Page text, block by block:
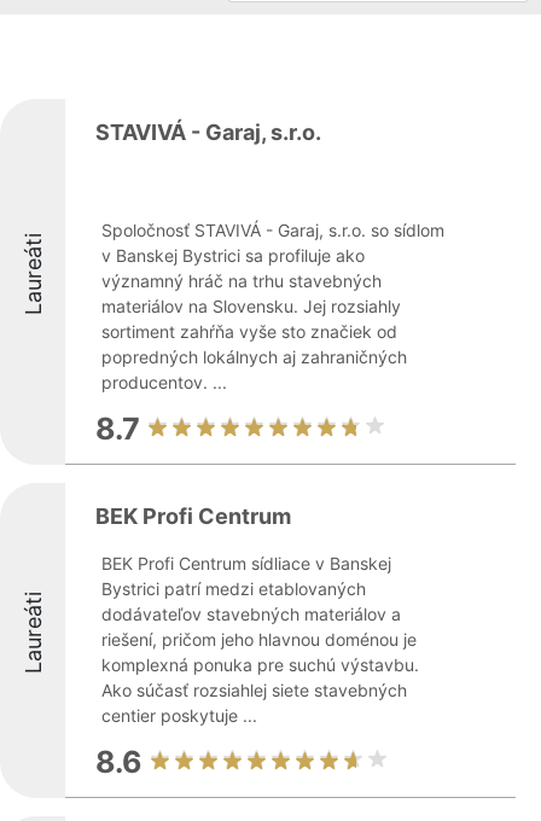
Laureáti
STAVIVÁ - Garaj, s.r.o.
Spoločnosť STAVIVÁ - Garaj, s.r.o. so sídlom
v Banskej Bystrici sa profiluje ako
významný hráč na trhu stavebných
materiálov na Slovensku. Jej rozsiahly
sortiment zahŕňa vyše sto značiek od
popredných lokálnych aj zahraničných
producentov. ...
8.7
Laureáti
BEK Profi Centrum
BEK Profi Centrum sídliace v Banskej
Bystrici patrí medzi etablovaných
dodávateľov stavebných materiálov a
riešení, pričom jeho hlavnou doménou je
komplexná ponuka pre suchú výstavbu.
Ako súčasť rozsiahlej siete stavebných
centier poskytuje ...
8.6